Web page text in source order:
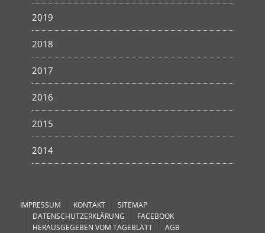
2019
2018
2017
2016
2015
2014
IMPRESSUM KONTAKT
SITEMAP
DATENSCHUTZERKLÄRUNG
FACEBOOK
HERAUSGEGEBEN VOM TAGEBLATT
AGB